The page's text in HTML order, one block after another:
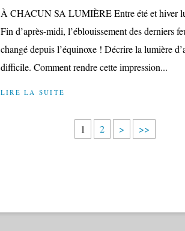
À CHACUN SA LUMIÈRE Entre été et hiver
Fin d’après-midi, l’éblouissement des derniers
changé depuis l’équinoxe ! Décrire la lumière
difficile. Comment rendre cette impression...
LIRE LA SUITE
1 2 > >>